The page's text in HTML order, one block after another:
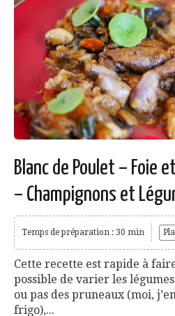
Blanc de Poulet – Foie
– Champignons et
Temps de préparation : 30 min
Cette recette est rapide à
possible de varier les
ou pas des pruneaux (moi,
frigo),...